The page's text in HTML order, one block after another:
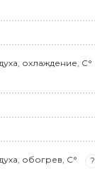
охлаждение, С°
обогрев, С° ?